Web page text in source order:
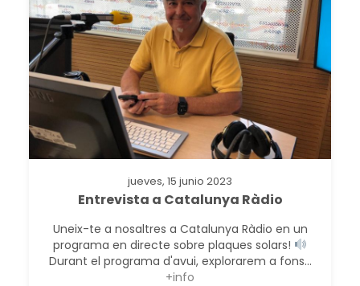
jueves, 15 junio 2023
Entrevista a Catalunya Ràdio
Uneix-te a nosaltres a Catalunya Ràdio en un
programa en directe sobre plaques solars!
Durant el programa d'avui, explorarem a fons...
+info